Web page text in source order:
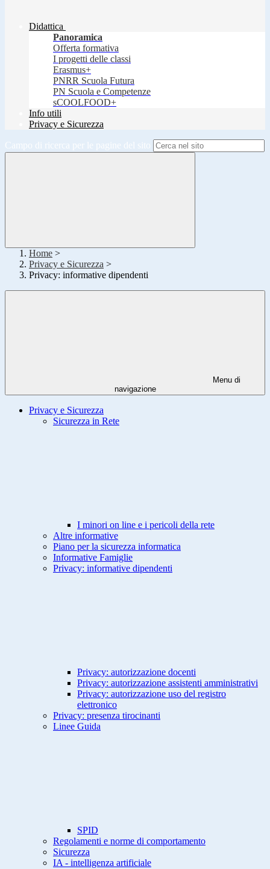
Didattica
Panoramica
Offerta formativa
I progetti delle classi
Erasmus+
PNRR Scuola Futura
PN Scuola e Competenze
sCOOLFOOD+
Info utili
Privacy e Sicurezza
Campo di ricerca per le pagine del sito
Home >
Privacy e Sicurezza >
Privacy: informative dipendenti
Menu di
navigazione
Privacy e Sicurezza
Sicurezza in Rete
I minori on line e i pericoli della rete
Altre informative
Piano per la sicurezza informatica
Informative Famiglie
Privacy: informative dipendenti
Privacy: autorizzazione docenti
Privacy: autorizzazione assistenti amministrativi
Privacy: autorizzazione uso del registro
elettronico
Privacy: presenza tirocinanti
Linee Guida
SPID
Regolamenti e norme di comportamento
Sicurezza
IA - intelligenza artificiale